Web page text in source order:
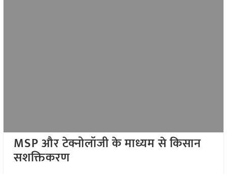
MSPऔर टेक्नोलॉजी के माध्यम से किसान
सशक्तिकरण